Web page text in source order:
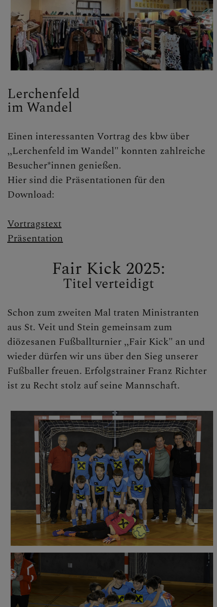
Lerchenfeld
im Wandel
Einen interessanten Vortrag des kbw über
,,Lerchenfeld im Wandel" konnten zahlreiche
Besucher*innen genießen.
Hier sind die Präsentationen für den
Download:
Vortragstext
Präsentation
Fair Kick 2025:
Titel verteidigt
Schon zum zweiten Mal traten Ministranten
aus St. Veit und Stein gemeinsam zum
diözesanen Fußballturnier ,,Fair Kick" an und
wieder dürfen wir uns über den Sieg unserer
Fußballer freuen. Erfolgstrainer Franz Richter
ist zu Recht stolz auf seine Mannschaft.